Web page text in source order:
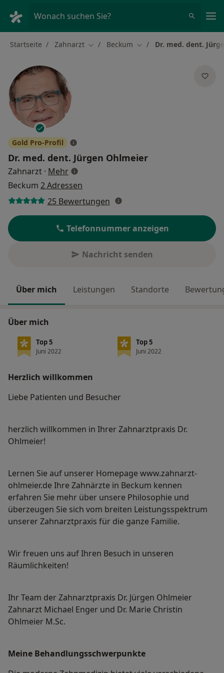
Wonach suchen Sie?
Startseite Zahnarzt Stadt ändern
Beckum Stadt ändern
Dr. med. dent.
Gold Pro-Profil
Dr. med. dent. Jürgen Ohlmeier
Zahnarzt · Mehrüber Spezialisierungen
Beckum 2 Adressen
25 Bewertungen
Telefonnummer anzeigen
Nachricht senden
Über mich Leistungen Standorte
Über mich
Top 5
Juni 2022
Top 5
Juni 2022
Herzlich willkommen
Liebe Patienten und Besucher
herzlich willkommen in Ihrer Zahnarztpraxis Dr.
Ohlmeier!
Lernen Sie auf unserer Homepage www.zahnarzt-
ohlmeier.de Ihre Zahnärzte in Beckum kennen
erfahren Sie mehr über unsere Philosophie und
überzeugen Sie sich vom breiten Leistungsspektrum
unserer Zahnarztpraxis für die ganze Familie.
Wir freuen uns auf Ihren Besuch in unseren
Räumlichkeiten!
Ihr Team der Zahnarztpraxis Dr. Jürgen Ohlmeier
Zahnarzt Michael Enger und Dr. Marie Christin
Ohlmeier M.Sc.
Meine Behandlungs­schwerpunkte